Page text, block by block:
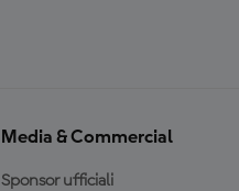
Media & Commercial
Sponsor ufficiali